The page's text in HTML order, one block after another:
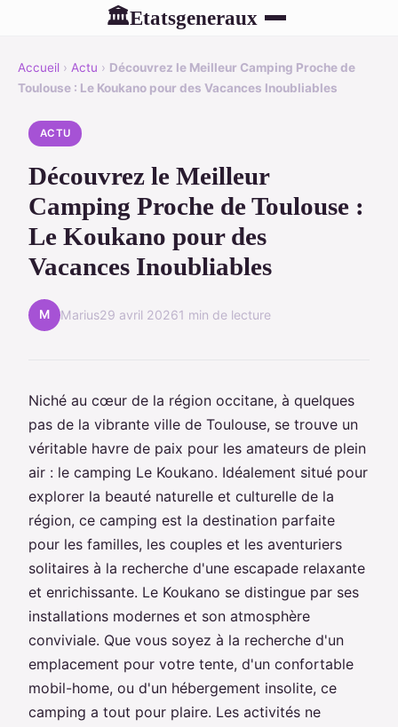
🏛Etatsgeneraux
Accueil › Actu › Découvrez le Meilleur Camping Proche de
Toulouse : Le Koukano pour des Vacances Inoubliables
ACTU
Découvrez le Meilleur
Camping Proche de Toulouse :
Le Koukano pour des
Vacances Inoubliables
M Marius29 avril 20261 min de lecture
Niché au cœur de la région occitane, à quelques
pas de la vibrante ville de Toulouse, se trouve un
véritable havre de paix pour les amateurs de plein
air : le camping Le Koukano. Idéalement situé pour
explorer la beauté naturelle et culturelle de la
région, ce camping est la destination parfaite
pour les familles, les couples et les aventuriers
solitaires à la recherche d'une escapade relaxante
et enrichissante. Le Koukano se distingue par ses
installations modernes et son atmosphère
conviviale. Que vous soyez à la recherche d'un
emplacement pour votre tente, d'un confortable
mobil-home, ou d'un hébergement insolite, ce
camping a tout pour plaire. Les activités ne